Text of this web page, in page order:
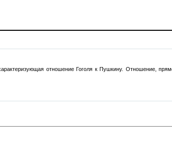
отношение Гоголя к Пушкину. Отношение,